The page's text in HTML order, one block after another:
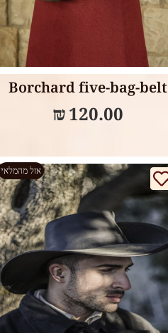
Borchard five-bag-belt
₪ 120.00
אזל מהמלאי